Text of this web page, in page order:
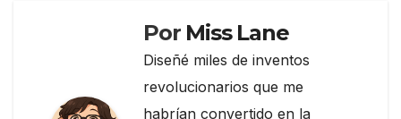
Por Miss Lane
Diseñé miles de inventos
revolucionarios que me
habrían convertido en la